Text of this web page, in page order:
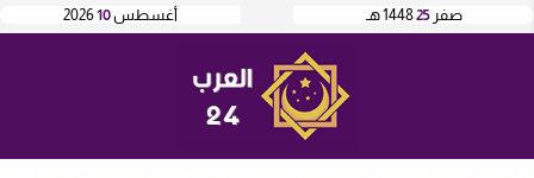
أغسطس10
2026 صفر 251448 هـ